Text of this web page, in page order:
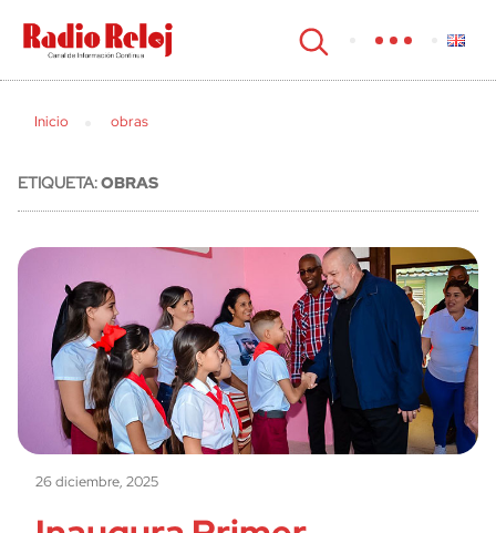
cerrar
Inicio obras
ETIQUETA:OBRAS
26 diciembre, 2025